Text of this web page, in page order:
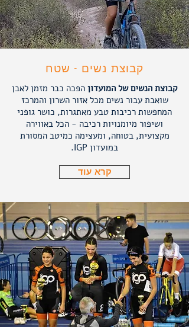
קבוצת נשים - שטח
קבוצת הנשים של המועדון הפכה כבר מזמן לאבן
שואבת עבור נשים מכל אזור השרון והמרכז
המחפשות רכיבות טבע מאתגרות, כושר גופני
ושיפור מיומנויות רכיבה - הכל באווירה
מקצועית, בטוחה, ומעצימה כמיטב המסורת
במועדון IGP.
קרא עוד